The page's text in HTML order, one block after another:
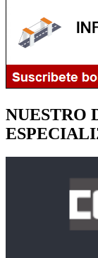
NUESTRO